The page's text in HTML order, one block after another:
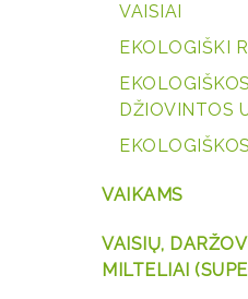
VAISIAI
EKOLOGIŠKI
EKOLOGIŠKOS
DŽIOVINTOS
VAIKAMS
VAISIŲ,
MILTELIAI